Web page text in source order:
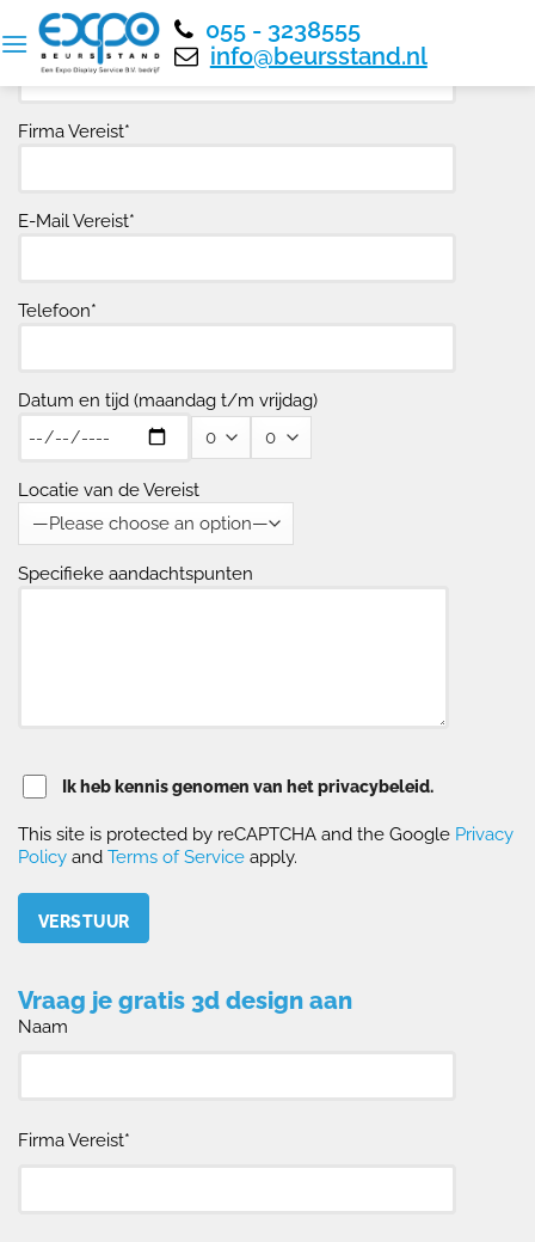
055 - 3238555
info@beursstand.nl
Bezoek onze showroom
Naam
Firma Vereist*
E-Mail Vereist*
Telefoon*
Datum en tijd (maandag t/m vrijdag)
Locatie van de Vereist
Specifieke aandachtspunten
Ik heb kennis genomen van het privacybeleid.
This site is protected by reCAPTCHA and the Google Privacy
Policy and Terms of Service apply.
Vraag je gratis 3d design aan
Naam
Firma Vereist*